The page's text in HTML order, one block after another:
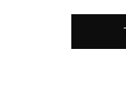
Vi Skal Tage
Og Effektiv. Den